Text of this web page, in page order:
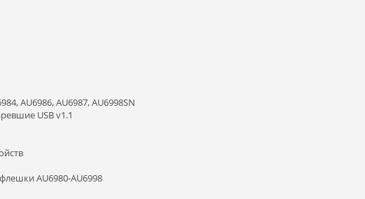
AU6986, AU6987, AU6998SN
USB v1.1
AU6980-AU6998